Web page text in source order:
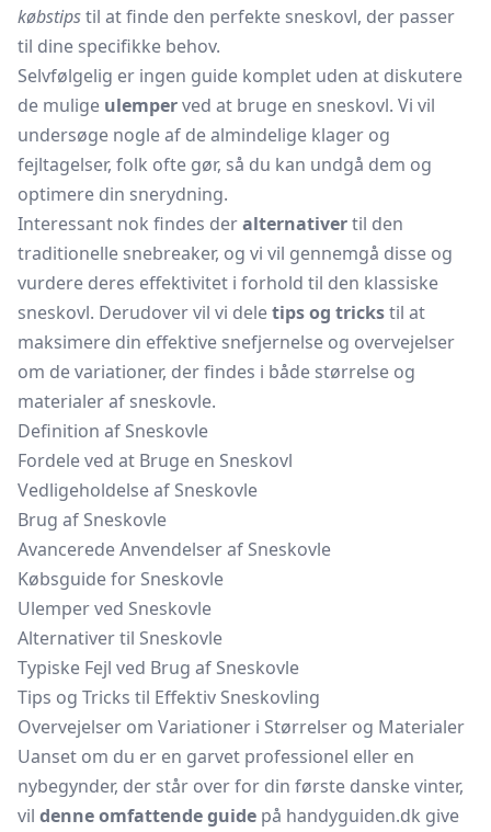
købstipstil at finde den perfekte sneskovl, der passer
til dine specifikke behov.
Selvfølgelig er ingen guide komplet uden at diskutere
de mulige ulemperved at bruge en sneskovl. Vi vil
undersøge nogle af de almindelige klager og
fejltagelser, folk ofte gør, så du kan undgå dem og
optimere din snerydning.
Interessant nok findes deralternativertil den
traditionelle snebreaker, og vi vil gennemgå disse og
vurdere deres effektivitet i forhold til den klassiske
sneskovl. Derudover vil vi deletips og trickstil at
maksimere din effektive snefjernelse og overvejelser
om de variationer, der findes i både størrelse og
materialer af sneskovle.
Definition af Sneskovle
Fordele ved at Bruge en Sneskovl
Vedligeholdelse af Sneskovle
Brug af Sneskovle
Avancerede Anvendelser af Sneskovle
Købsguide for Sneskovle
Ulemper ved Sneskovle
Alternativer til Sneskovle
Typiske Fejl ved Brug af Sneskovle
Tips og Tricks til Effektiv Sneskovling
Overvejelser om Variationer i Størrelser og Materialer
Uanset om du er en garvet professionel eller en
nybegynder, der står over for din første danske vinter,
vil denne omfattende guide på handyguiden.dk give